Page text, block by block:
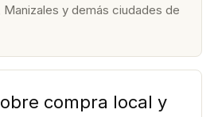
Manizales y demás ciudades de
compra local y